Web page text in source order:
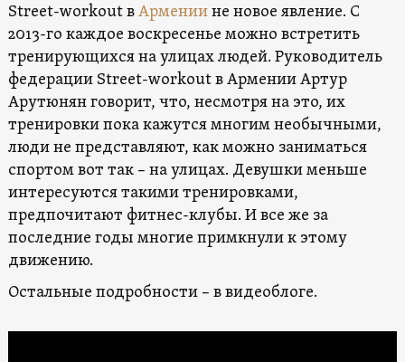
Street-workout вАрмениине новое явление. С
2013-го каждое воскресенье можно встретить
тренирующихся на улицах людей. Руководитель
федерации Street-workout в Армении Артур
Арутюнян говорит, что, несмотря на это, их
тренировки пока кажутся многим необычными,
люди не представляют, как можно заниматься
спортом вот так – на улицах. Девушки меньше
интересуются такими тренировками,
предпочитают фитнес-клубы. И все же за
последние годы многие примкнули к этому
движению.
Остальные подробности – в видеоблоге.